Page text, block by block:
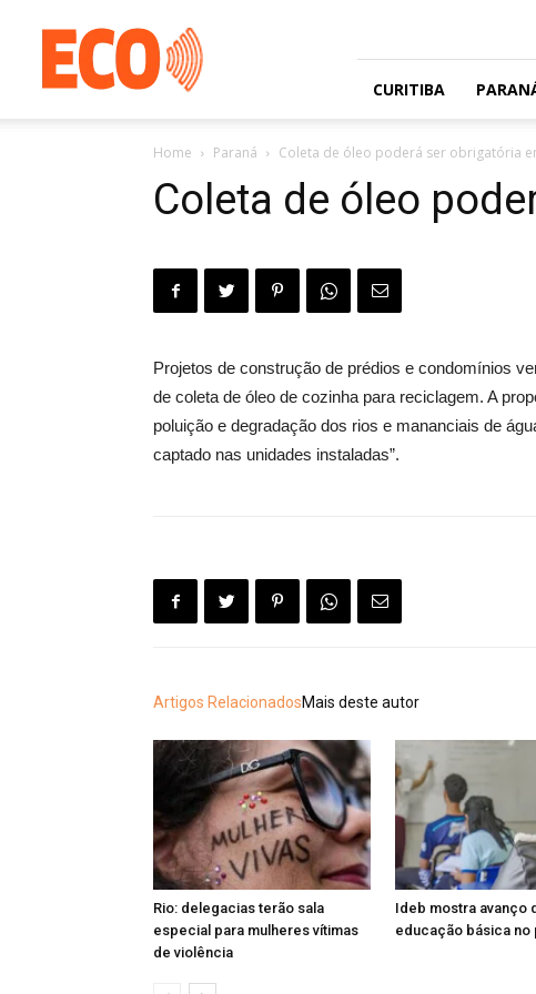
gratuito
com
circulação
CURITIBA
Home Paraná Coleta de óleo poderá ser obrigatória
Coleta de óleo
Projetos de construção de prédios e condomínios
de coleta de óleo de cozinha para reciclagem. A
poluição e degradação dos rios e mananciais de
captado nas unidades instaladas”.
Artigos RelacionadosMais deste autor
Rio: delegacias terão sala
especial para mulheres vítimas
de violência
Ideb mostra avanço
educação básica no